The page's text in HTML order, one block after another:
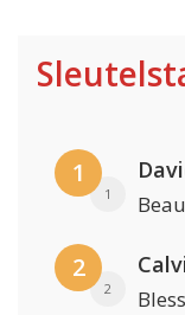
1
1
2
2